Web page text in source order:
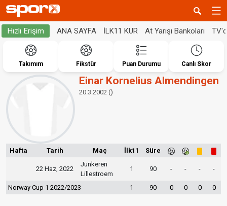
Hızlı Erişim ANA SAYFA İLK11 KUR At Yarışı Bankoları
Takımım Fikstür Puan Durumu Canlı Skor
Einar Kornelius Almendingen
20.3.2002 ()
Hafta Tarih Maç İlk11 Süre
22 Haz, 2022
Junkeren
Lillestroem
1 90 - - - -
Norway Cup 1 2022/2023 1 90 0 0 0 0